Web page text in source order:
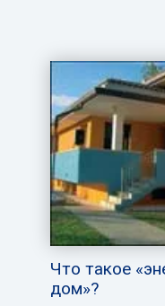
Что такое
дом»?